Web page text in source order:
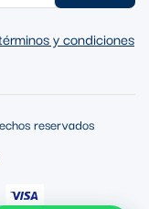
y condiciones
reservados